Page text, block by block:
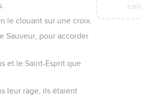
le clouant sur une croix.
Sauveur, pour accorder
et le Saint-Esprit que
leur rage, ils étaient